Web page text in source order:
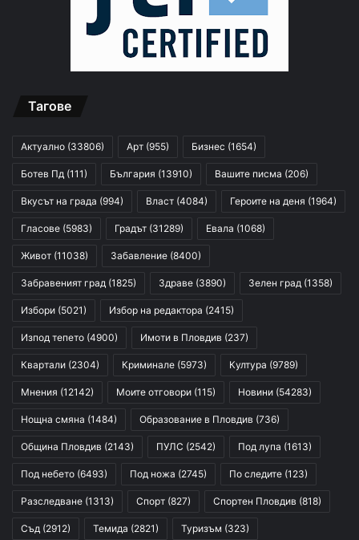
Тагове
Актуално (33806) Арт (955) Бизнес (1654)
Ботев Пд (111) България (13910) Вашите писма (206)
Вкусът на града (994) Власт (4084) Героите на деня (1964)
Гласове (5983) Градът (31289) Евала (1068)
Живот (11038) Забавление (8400)
Забравеният град (1825) Здраве (3890) Зелен град (1358)
Избори (5021) Избор на редактора (2415)
Изпод тепето (4900) Имоти в Пловдив (237)
Квартали (2304) Криминале (5973) Култура (9789)
Мнения (12142) Моите отговори (115) Новини (54283)
Нощна смяна (1484) Образование в Пловдив (736)
Община Пловдив (2143) ПУЛС (2542) Под лупа (1613)
Под небето (6493) Под ножа (2745) По следите (123)
Разследване (1313) Спорт (827) Спортен Пловдив (818)
Съд (2912) Темида (2821) Туризъм (323)